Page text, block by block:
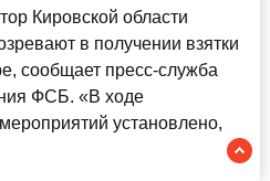
Кировской области
в получении взятки
сообщает пресс-служба
ФСБ. «В ходе
установлено,